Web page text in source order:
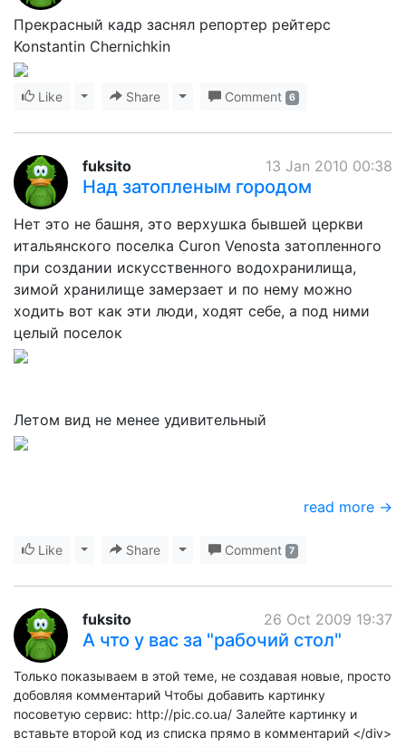
Прекрасный кадр заснял репортер рейтерс
Konstantin Chernichkin
Like Toggle Dropdown
Share Toggle Dropdown
Comment 6
13 Jan 2010 00:38
fuksito
Над затопленым городом
Нет это не башня, это верхушка бывшей церкви
итальянского поселка Curon Venosta затопленного
при создании искусственного водохранилища,
зимой хранилище замерзает и по нему можно
ходить вот как эти люди, ходят себе, а под ними
целый поселок
Летом вид не менее удивительный
read more →
Like Toggle Dropdown
Share Toggle Dropdown
Comment 7
26 Oct 2009 19:37
fuksito
А что у вас за "рабочий стол"
Только показываем в этой теме, не создавая новые, просто
добовляя комментарий Чтобы добавить картинку
посоветую сервис: http://pic.co.ua/ Залейте картинку и
вставьте второй код из списка прямо в комментарий </div>